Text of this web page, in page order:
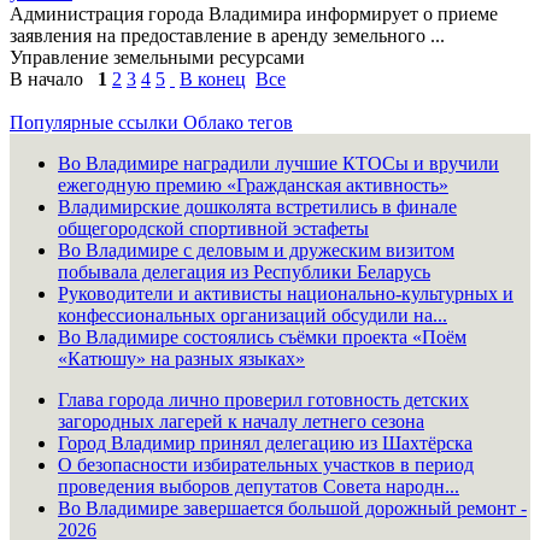
Администрация города Владимира информирует о приеме
заявления на предоставление в аренду земельного ...
Управление земельными ресурсами
В начало
1 2 3 4 5 В конец Все
Популярные ссылки Облако тегов
Во Владимире наградили лучшие КТОСы и вручили
ежегодную премию «Гражданская активность»
Владимирские дошколята встретились в финале
общегородской спортивной эстафеты
Во Владимире с деловым и дружеским визитом
побывала делегация из Республики Беларусь
Руководители и активисты национально-культурных и
конфессиональных организаций обсудили на...
Во Владимире состоялись съёмки проекта «Поём
«Катюшу» на разных языках»
Глава города лично проверил готовность детских
загородных лагерей к началу летнего сезона
Город Владимир принял делегацию из Шахтёрска
О безопасности избирательных участков в период
проведения выборов депутатов Совета народн...
Во Владимире завершается большой дорожный ремонт -
2026